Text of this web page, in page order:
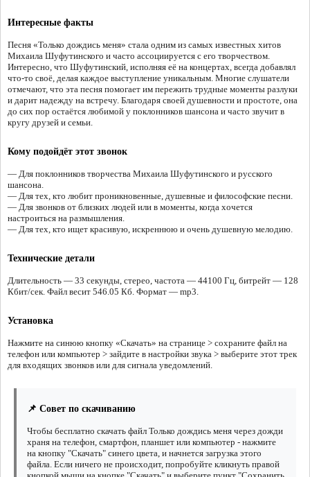
Интересные факты
Песня «Только дождись меня» стала одним из самых известных хитов
Михаила Шуфутинского и часто ассоциируется с его творчеством.
Интересно, что Шуфутинский, исполняя её на концертах, всегда добавлял
что-то своё, делая каждое выступление уникальным. Многие слушатели
отмечают, что эта песня помогает им пережить трудные моменты разлуки
и дарит надежду на встречу. Благодаря своей душевности и простоте, она
до сих пор остаётся любимой у поклонников шансона и часто звучит в
кругу друзей и семьи.
Кому подойдёт этот звонок
— Для поклонников творчества Михаила Шуфутинского и русского
шансона.
— Для тех, кто любит проникновенные, душевные и философские песни.
— Для звонков от близких людей или в моменты, когда хочется
настроиться на размышления.
— Для тех, кто ищет красивую, искреннюю и очень душевную мелодию.
Технические детали
Длительность — 33 секунды, стерео, частота — 44100 Гц, битрейт — 128
Кбит/сек. Файл весит 546.05 Кб. Формат — mp3.
Установка
Нажмите на синюю кнопку «Скачать» на странице > сохраните файл на
телефон или компьютер > зайдите в настройки звука > выберите этот трек
для входящих звонков или для сигнала уведомлений.
📌 Совет по скачиванию
Чтобы бесплатно скачать файл Только дождись меня через дожди
храня на телефон, смартфон, планшет или компьютер - нажмите
на кнопку "Скачать" синего цвета, и начнется загрузка этого
файла. Если ничего не происходит, попробуйте кликнуть правой